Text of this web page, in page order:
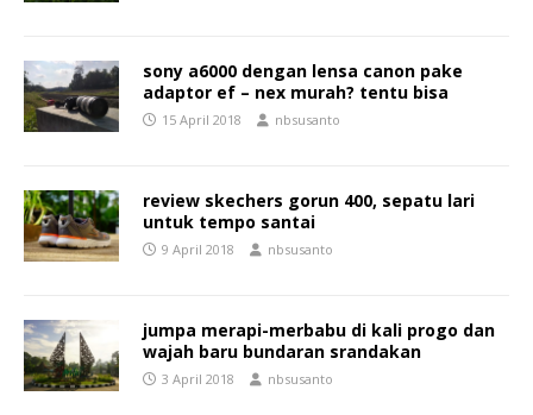
sony a6000 dengan lensa canon pake
adaptor ef – nex murah? tentu bisa
15 April 2018 nbsusanto
review skechers gorun 400, sepatu lari
untuk tempo santai
9 April 2018 nbsusanto
jumpa merapi-merbabu di kali progo dan
wajah baru bundaran srandakan
3 April 2018 nbsusanto